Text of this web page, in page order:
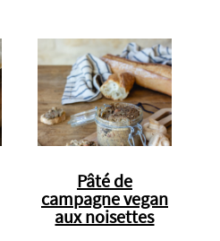
Pâté de
campagne vegan
aux noisettes